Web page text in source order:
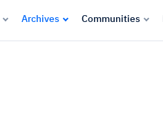
Archives Communities